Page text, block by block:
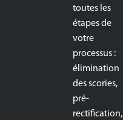
toutes les
étapes de
votre
processus :
élimination
des scories,
pré-
rectification,